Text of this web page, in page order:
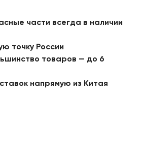
части всегда в наличии
точку России
товаров — до 6
напрямую из Китая